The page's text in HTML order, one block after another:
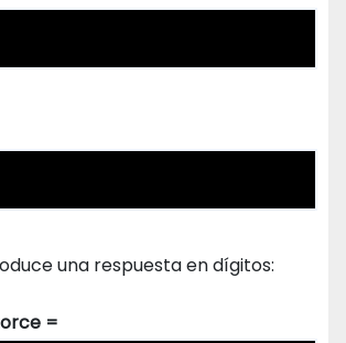
una respuesta en dígitos:
=